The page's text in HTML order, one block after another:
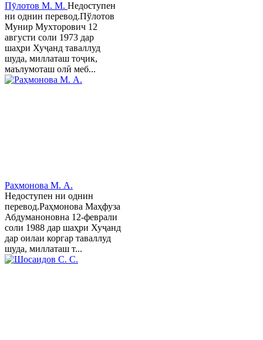
Пӯлотов М. М. Недоступен
ни однин перевод.Пўлотов
Мунир Мухторович 12
августи соли 1973 дар
шаҳри Хуҷанд таваллуд
шуда, миллаташ тоҷик,
маълумоташ олӣ меб...
Раҳмонова М. А.
Недоступен ни однин
перевод.Раҳмонова Маҳфуза
Абдуманоновна 12-феврали
соли 1988 дар шаҳри Хуҷанд
дар оилаи коргар таваллуд
шуда, миллаташ т...